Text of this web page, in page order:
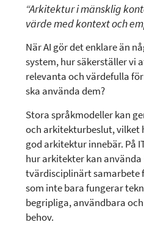
“Arkitektur i mänsklig
värde med kontext och
När AI gör det enklare än
system, hur säkerställer vi
relevanta och värdefulla
ska använda dem?
Stora språkmodeller kan
och arkitekturbeslut, vilket
god arkitektur innebär. På
hur arkitekter kan
tvärdisciplinärt samarbete
som inte bara fungerar
begripliga, användbara
behov.